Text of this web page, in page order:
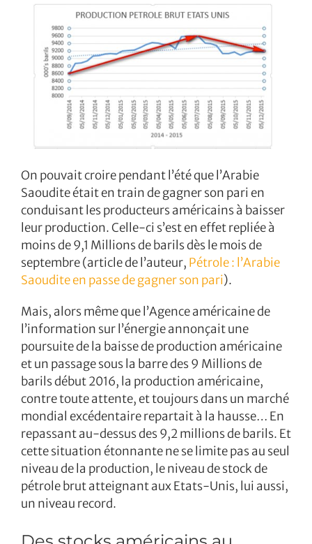
On pouvait croire pendant l’été que l’Arabie
Saoudite était en train de gagner son pari en
conduisant les producteurs américains à baisser
leur production. Celle-ci s’est en effet repliée à
moins de 9,1 Millions de barils dès le mois de
septembre (article de l’auteur, Pétrole : l’Arabie
Saoudite en passe de gagner son pari).
Mais, alors même que l’Agence américaine de
l’information sur l’énergie annonçait une
poursuite de la baisse de production américaine
et un passage sous la barre des 9 Millions de
barils début 2016, la production américaine,
contre toute attente, et toujours dans un marché
mondial excédentaire repartait à la hausse… En
repassant au-dessus des 9,2 millions de barils. Et
cette situation étonnante ne se limite pas au seul
niveau de la production, le niveau de stock de
pétrole brut atteignant aux Etats-Unis, lui aussi,
un niveau record.